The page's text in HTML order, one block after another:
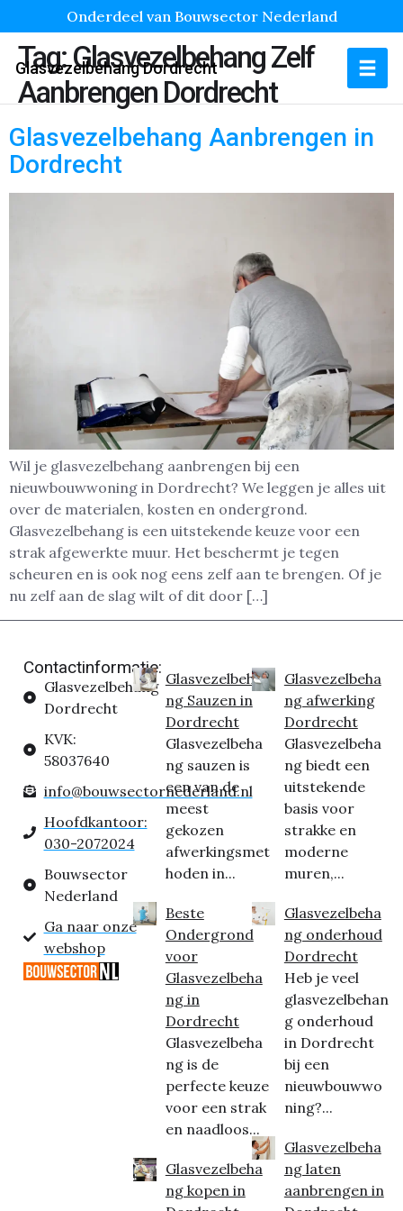
Onderdeel van Bouwsector Nederland
Glasvezelbehang Dordrecht
Tag:Glasvezelbehang Zelf
Aanbrengen Dordrecht
Glasvezelbehang Aanbrengen in
Dordrecht
Wil je glasvezelbehang aanbrengen bij een
nieuwbouwwoning in Dordrecht? We leggen je alles uit
over de materialen, kosten en ondergrond.
Glasvezelbehang is een uitstekende keuze voor een
strak afgewerkte muur. Het beschermt je tegen
scheuren en is ook nog eens zelf aan te brengen. Of je
nu zelf aan de slag wilt of dit door […]
Contactinformatie:
Glasvezelbehang
Dordrecht
KVK:
58037640
info@bouwsectornederland.nl
Hoofdkantoor:
030-2072024
Bouwsector
Nederland
Ga naar onze
webshop
Glasvezelbeha
ng Sauzen in
Dordrecht
Glasvezelbeha
ng sauzen is
een van de
meest
gekozen
afwerkingsmet
hoden in...
Beste
Ondergrond
voor
Glasvezelbeha
ng in
Dordrecht
Glasvezelbeha
ng is de
perfecte keuze
voor een strak
en naadloos...
Glasvezelbeha
ng kopen in
Glasvezelbeha
ng afwerking
Dordrecht
Glasvezelbeha
ng biedt een
uitstekende
basis voor
strakke en
moderne
muren,...
Glasvezelbeha
ng onderhoud
Dordrecht
Heb je veel
glasvezelbehan
g onderhoud
in Dordrecht
bij een
nieuwbouwwo
ning?...
Glasvezelbeha
ng laten
aanbrengen in